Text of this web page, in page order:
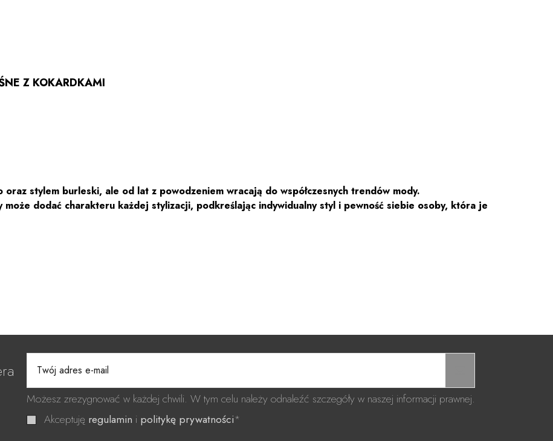
Z KOKARDKAMI
stylem burleski, ale od lat z powodzeniem wracają do współczesnych trendów mody.
dodać charakteru każdej stylizacji, podkreślając indywidualny styl i pewność siebie osoby, która je
Możesz zrezygnować w każdej chwili. W tym celu należy odnaleźć szczegóły w naszej informacji prawnej.
Akceptuję regulamin i politykę prywatności*